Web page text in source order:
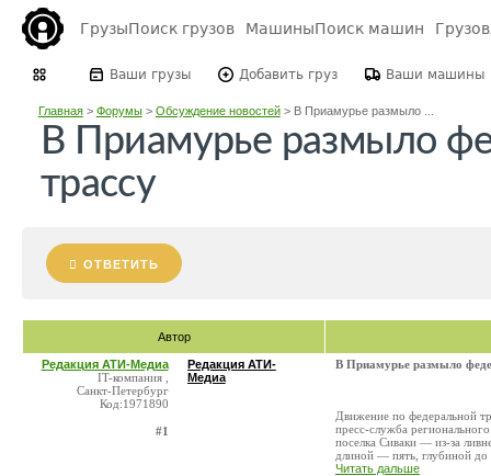
ГрузыПоиск грузов МашиныПоиск машин
Ваши грузы Добавить груз Ваши машины
Главная> Форумы> Обсуждение новостей> В Приамурье размыло ...
В Приамурье размыло
трассу
ОТВЕТИТЬ
Автор
Редакция АТИ-Медиа
IT-компания ,
Санкт-Петербург
Код:1971890
#1
Редакция АТИ-
Медиа
В Приамурье размыло
Движение по федеральной
пресс-служба
поселка Сиваки — из-за
длиной — пять, глубиной до
Читать дальше